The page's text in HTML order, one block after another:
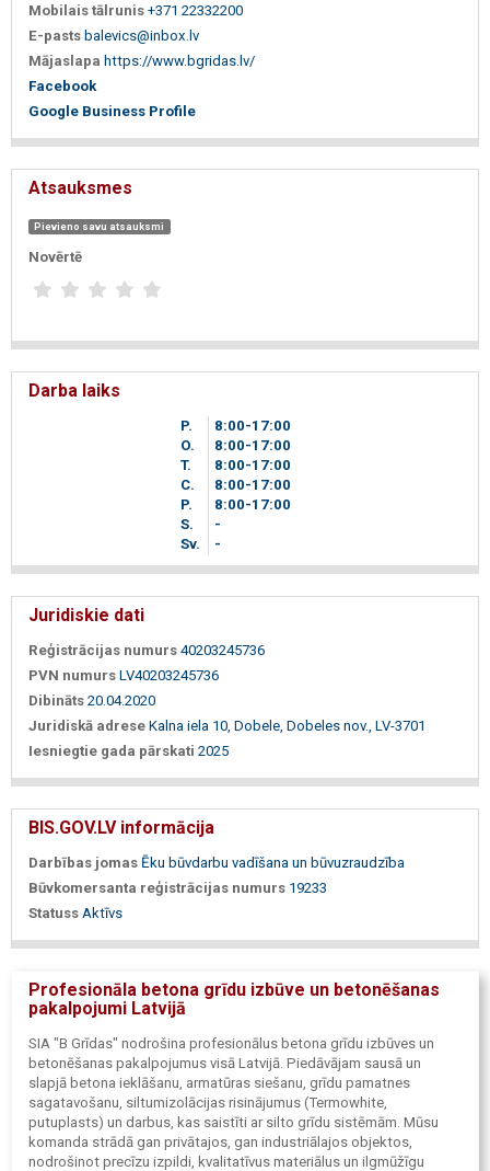
Mobilais tālrunis +371 22332200
E-pasts balevics@inbox.lv
Mājaslapa https://www.bgridas.lv/
Facebook
Google Business Profile
Atsauksmes
Pievieno savu atsauksmi
Novērtē
Darba laiks
P. 8 00-17 00
O.
8 00-17 00
T.
8 00-17 00
C.
8 00-17 00
P.
8 00-17 00
S.
-
Sv.
-
Juridiskie dati
Reģistrācijas numurs 40203245736
PVN numurs LV40203245736
Dibināts 20.04.2020
Juridiskā adrese Kalna iela 10, Dobele, Dobeles nov., LV-3701
Iesniegtie gada pārskati 2025
BIS.GOV.LV informācija
Darbības jomas Ēku būvdarbu vadīšana un būvuzraudzība
Būvkomersanta reģistrācijas numurs 19233
Statuss Aktīvs
Profesionāla betona grīdu izbūve un betonēšanas
pakalpojumi Latvijā
SIA "B Grīdas" nodrošina profesionālus betona grīdu izbūves un
betonēšanas pakalpojumus visā Latvijā. Piedāvājam sausā un
slapjā betona ieklāšanu, armatūras siešanu, grīdu pamatnes
sagatavošanu, siltumizolācijas risinājumus (Termowhite,
putuplasts) un darbus, kas saistīti ar silto grīdu sistēmām. Mūsu
komanda strādā gan privātajos, gan industriālajos objektos,
nodrošinot precīzu izpildi, kvalitatīvus materiālus un ilgmūžīgu